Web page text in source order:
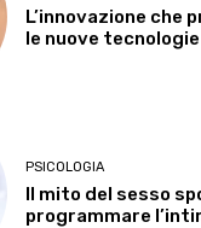
L’innovazione che
le nuove
PSICOLOGIA
Il mito del sesso
programmare